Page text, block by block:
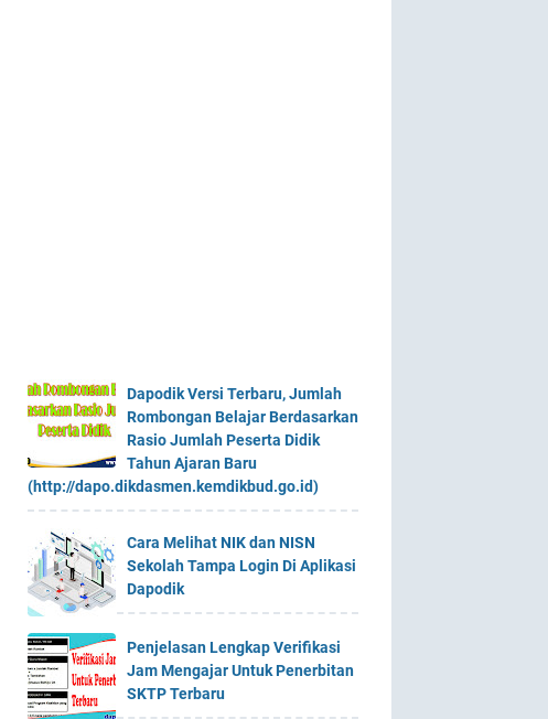
Dapodik Versi Terbaru, Jumlah
Rombongan Belajar Berdasarkan
Rasio Jumlah Peserta Didik
Tahun Ajaran Baru
(http://dapo.dikdasmen.kemdikbud.go.id)
Cara Melihat NIK dan NISN
Sekolah Tampa Login Di Aplikasi
Dapodik
Penjelasan Lengkap Verifikasi
Jam Mengajar Untuk Penerbitan
SKTP Terbaru